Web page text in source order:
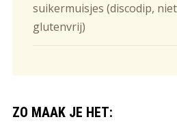
suikermuisjes (discodip,
glutenvrij)
ZO MAAK JE HET: